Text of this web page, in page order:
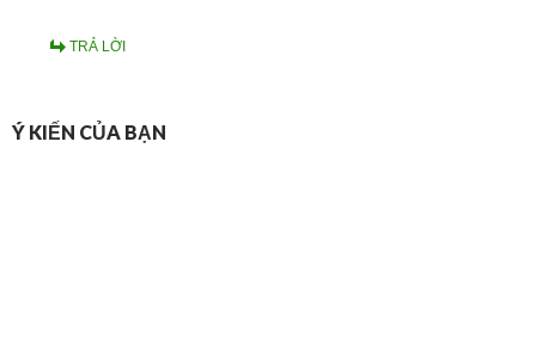
TRẢ LỜI
Ý KIẾN CỦA BẠN